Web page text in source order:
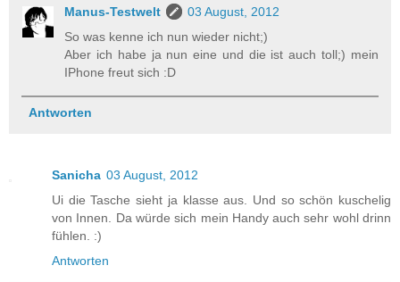
Manus-Testwelt
03 August, 2012
So was kenne ich nun wieder nicht;)
Aber ich habe ja nun eine und die ist auch toll;) mein
IPhone freut sich :D
Antworten
Sanicha 03 August, 2012
Ui die Tasche sieht ja klasse aus. Und so schön kuschelig
von Innen. Da würde sich mein Handy auch sehr wohl drinn
fühlen. :)
Antworten